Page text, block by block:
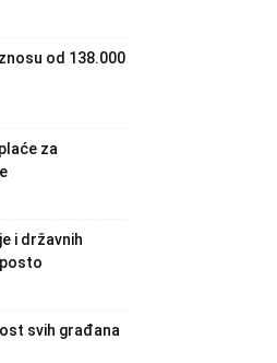
od 138.000
za
i državnih
svih građana